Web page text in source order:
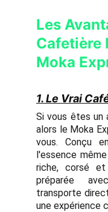
Les
Cafetière
Moka
1. Le Vrai
Si vous êtes un
alors le Moka
vous. Conçu
l'essence
riche, corsé et
préparée
transporte
une expérience